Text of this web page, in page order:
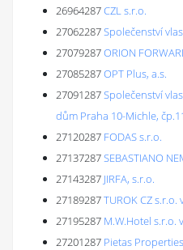
26964287CZL s.r.o.
27062287Společenství
27079287ORION
27085287OPT Plus, a.s.
27091287Společenství
dům Praha 10-Michle,
27120287 FODAS s.r.o.
27137287SEBASTIANO
27143287 JIRFA, s.r.o.
27189287TUROK CZ s.r.o.
27195287 M.W.Hotel s.r.o.
27201287 Pietas